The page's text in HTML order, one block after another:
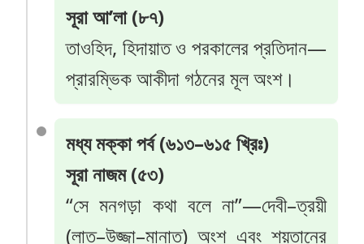
সূরা আ’লা (৮৭)
তাওহিদ, হিদায়াত ও পরকালের প্রতিদান—
প্রারম্ভিক আকীদা গঠনের মূল অংশ।
মধ্য মক্কা পর্ব (৬১৩–৬১৫ খ্রিঃ)
সূরা নাজম (৫৩)
“সে মনগড়া কথা বলে না”—দেবী–ত্রয়ী
(লাত–উজ্জা–মানাত) অংশ এবং শয়তানের